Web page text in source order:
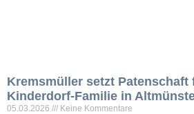
Kremsmüller setzt Patenschaft
Kinderdorf-Familie in
05.03.2026 Keine Kommentare